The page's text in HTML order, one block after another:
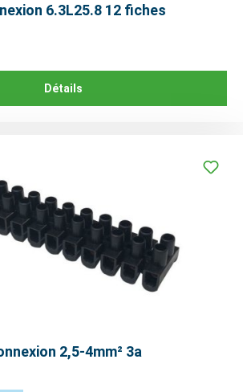
6.3L25.8 12 fiches
Détails
2,5-4mm² 3a